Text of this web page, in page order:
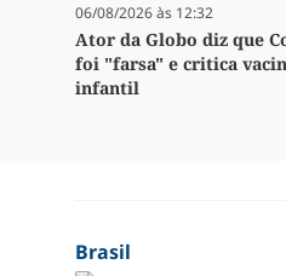
06/08/2026 às 12:32
Ator da Globo diz que
foi "farsa" e critica
infantil
Brasil